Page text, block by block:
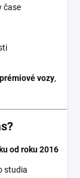
čase
vozy,
od roku 2016
studia